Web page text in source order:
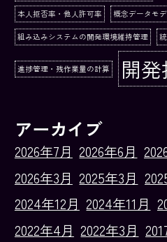
本人拒否率・他人許可率 概念データモ
組み込みシステムの開発環境維持管理
進捗管理・残作業量の計算 開
アーカイブ
2026年7月 2026年6月
2026年3月 2025年3月
2024年12月 2024年11月
2022年4月 2022年3月